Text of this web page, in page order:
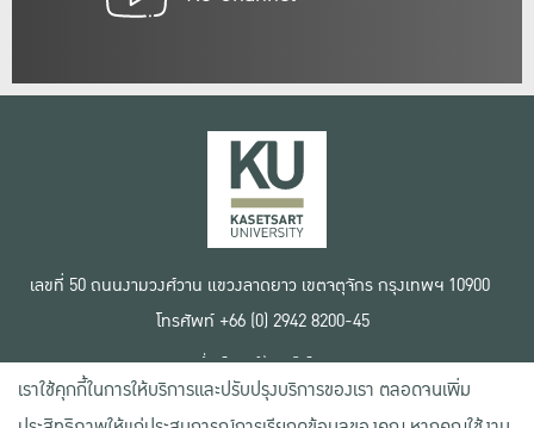
เลขที่ 50 ถนนงามวงศ์วาน แขวงลาดยาว เขตจตุจักร กรุงเทพฯ 10900
โทรศัพท์ +66 (0) 2942 8200-45
เงื่อนไขการใช้งานเว็บไซต์
ข้อตกลงด้านสิทธิ์ใช้งาน
นโยบายความเป็นส่วนตัว
เราใช้คุกกี้ในการให้บริการและปรับปรุงบริการของเรา ตลอดจนเพิ่ม